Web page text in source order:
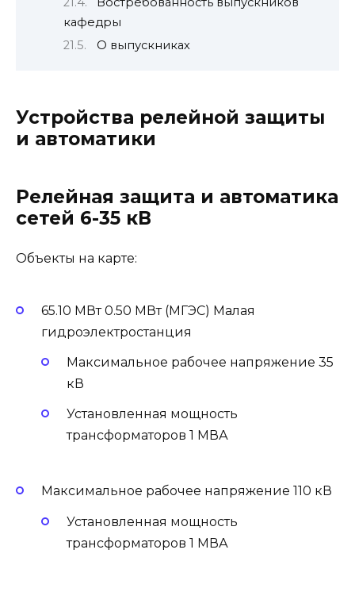
кафедры
О выпускниках
Устройства релейной защиты
и автоматики
Релейная защита и автоматика
сетей 6-35 кВ
Объекты на карте:
65.10 МВт 0.50 МВт (МГЭС) Малая
гидроэлектростанция
Максимальное рабочее напряжение 35
кВ
Установленная мощность
трансформаторов 1 МВА
Максимальное рабочее напряжение 110 кВ
Установленная мощность
трансформаторов 1 МВА